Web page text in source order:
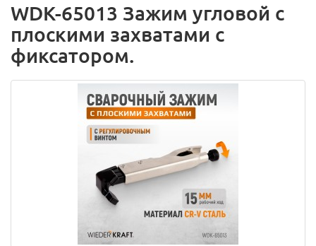
WDK-65013 Зажим угловой с
плоскими захватами с
фиксатором.